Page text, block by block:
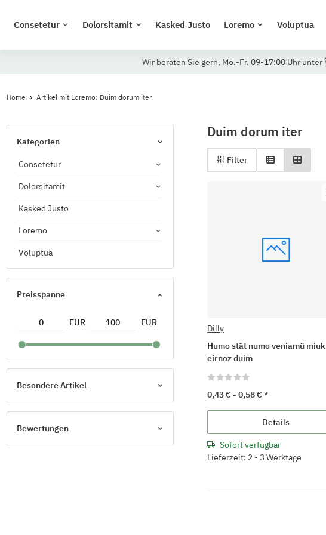
Consetetur Dolorsitamit Kasked Justo Loremo Voluptua
Wir beraten Sie gern, Mo.-Fr. 09-17:00 Uhr unter
Home Artikel mit Loremo: Duim dorum iter
Duim dorum iter
Filter
Dilly
Humo stät numo veniamü miuk
eirnoz duim
0,43 € -0,58 €*
Details
Sofort verfügbar
Lieferzeit: 2 - 3 Werktage
Kategorien
Consetetur
Dolorsitamit
Kasked Justo
Loremo
Voluptua
Preisspanne
EUR EUR
Besondere Artikel
Bewertungen